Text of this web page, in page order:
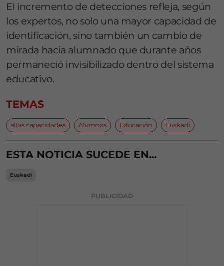
El incremento de detecciones refleja, según
los expertos, no solo una mayor capacidad de
identificación, sino también un cambio de
mirada hacia alumnado que durante años
permaneció invisibilizado dentro del sistema
educativo.
TEMAS
altas capacidades Alumnos Educación Euskadi
ESTA NOTICIA SUCEDE EN...
Euskadi
PUBLICIDAD